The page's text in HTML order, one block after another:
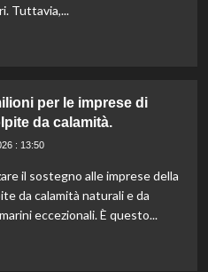
Tuttavia,...
per le imprese di
da calamità.
: 13:50
il sostegno alle imprese della
da calamità naturali e da
eccezionali. È questo...